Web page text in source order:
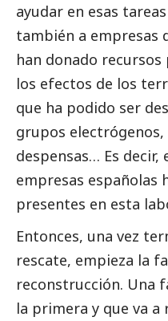
ayudar en esas
también a empresas
han donado
los efectos de los
que ha podido ser
grupos
despensas… Es
empresas españolas
presentes en esta
Entonces, una vez
rescate, empieza la
reconstrucción. Una
la primera y que va